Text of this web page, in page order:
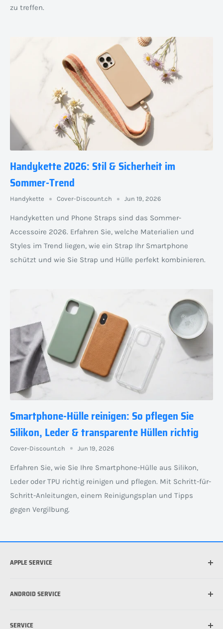
zu treffen.
Handykette 2026: Stil & Sicherheit im
Sommer-Trend
Handykette Cover-Discount.ch Jun 19, 2026
Handyketten und Phone Straps sind das Sommer-
Accessoire 2026. Erfahren Sie, welche Materialien und
Styles im Trend liegen, wie ein Strap Ihr Smartphone
schützt und wie Sie Strap und Hülle perfekt kombinieren.
Smartphone-Hülle reinigen: So pflegen Sie
Silikon, Leder & transparente Hüllen richtig
Cover-Discount.ch Jun 19, 2026
Erfahren Sie, wie Sie Ihre Smartphone-Hülle aus Silikon,
Leder oder TPU richtig reinigen und pflegen. Mit Schritt-für-
Schritt-Anleitungen, einem Reinigungsplan und Tipps
gegen Vergilbung.
APPLE SERVICE
Welche iPad habe ich?
ANDROID SERVICE
SERVICE